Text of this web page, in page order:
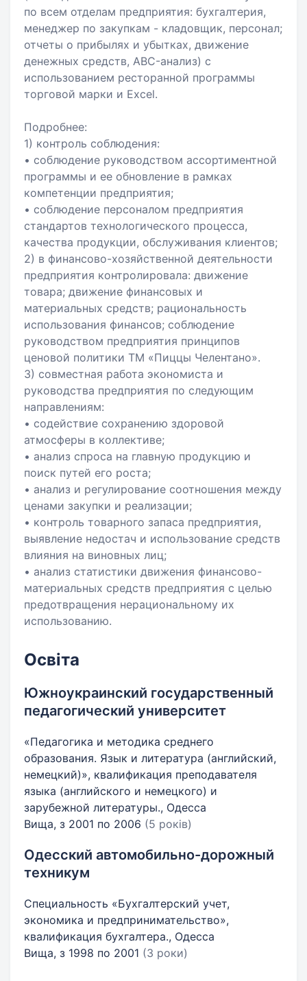
по всем отделам предприятия: бухгалтерия,
менеджер по закупкам - кладовщик, персонал;
отчеты о прибылях и убытках, движение
денежных средств, ABC-анализ) с
использованием ресторанной программы
торговой марки и Excel.
Подробнее:
1) контроль соблюдения:
• соблюдение руководством ассортиментной
программы и ее обновление в рамках
компетенции предприятия;
• соблюдение персоналом предприятия
стандартов технологического процесса,
качества продукции, обслуживания клиентов;
2) в финансово-хозяйственной деятельности
предприятия контролировала: движение
товара; движение финансовых и
материальных средств; рациональность
использования финансов; соблюдение
руководством предприятия принципов
ценовой политики ТМ «Пиццы Челентано».
3) совместная работа экономиста и
руководства предприятия по следующим
направлениям:
• содействие сохранению здоровой
атмосферы в коллективе;
• анализ спроса на главную продукцию и
поиск путей его роста;
• анализ и регулирование соотношения между
ценами закупки и реализации;
• контроль товарного запаса предприятия,
выявление недостач и использование средств
влияния на виновных лиц;
• анализ статистики движения финансово-
материальных средств предприятия с целью
предотвращения нерациональному их
использованию.
Освіта
Южноукраинский государственный
педагогический университет
«Педагогика и методика среднего
образования. Язык и литература (английский,
немецкий)», квалификация преподавателя
языка (английского и немецкого) и
зарубежной литературы., Одесса
Вища, з 2001 по 2006 (5 років)
Одесский автомобильно-дорожный
техникум
Специальность «Бухгалтерский учет,
экономика и предпринимательство»,
квалификация бухгалтера., Одесса
Вища, з 1998 по 2001 (3 роки)